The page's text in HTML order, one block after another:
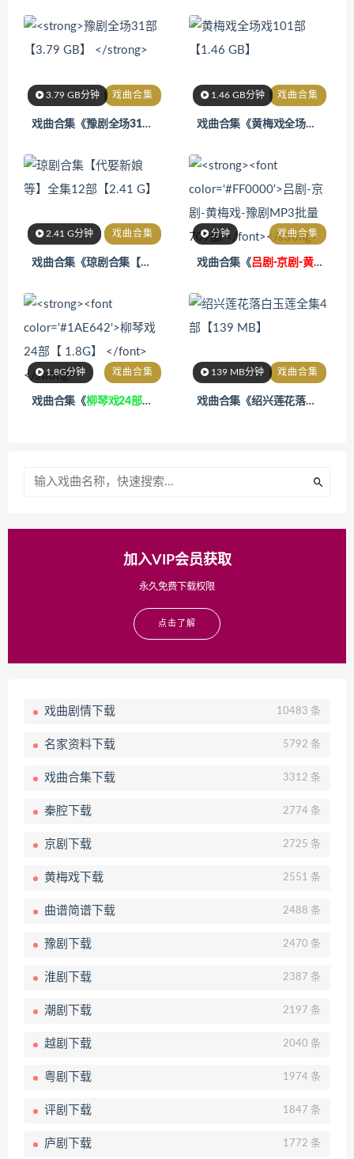
3.79 GB分钟 戏曲合集
戏曲合集《豫剧全场31部【3.79 GB】 》
1.46 GB分钟 戏曲合集
戏曲合集《黄梅戏全场戏101部【1.46 GB】 》
2.41 G分钟 戏曲合集
戏曲合集《琼剧合集【代娶新娘等】全集12部【2.41 G】》
分钟 戏曲合集
戏曲合集《吕剧-京剧-黄梅戏-豫剧MP3批量709部
1.8G分钟 戏曲合集
戏曲合集《柳琴戏24部【 1.8G】 》
139 MB分钟 戏曲合集
戏曲合集《绍兴莲花落白玉莲全集4部【139 MB】 》
加入VIP会员获取
永久免费下载权限
点击了解
戏曲剧情下载 10483 条
名家资料下载 5792 条
戏曲合集下载 3312 条
秦腔下载 2774 条
京剧下载 2725 条
黄梅戏下载 2551 条
曲谱简谱下载 2488 条
豫剧下载 2470 条
淮剧下载 2387 条
潮剧下载 2197 条
越剧下载 2040 条
粤剧下载 1974 条
评剧下载 1847 条
庐剧下载 1772 条